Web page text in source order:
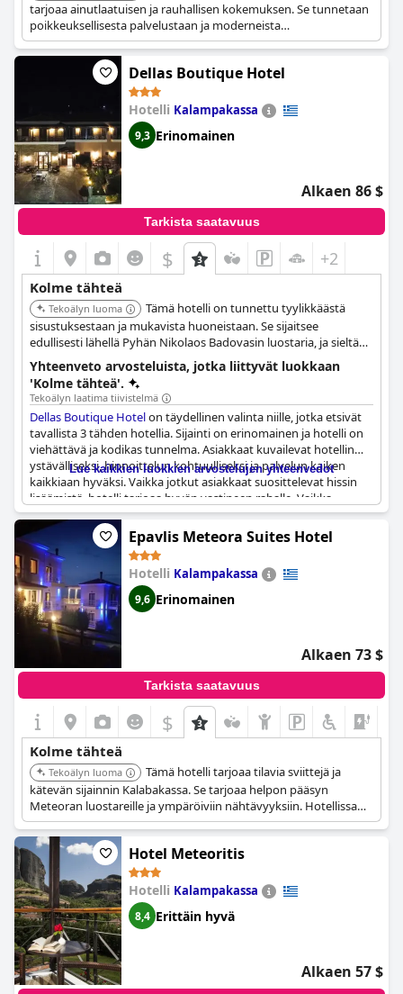
tarjoaa ainutlaatuisen ja rauhallisen kokemuksen. Se tunnetaan
poikkeuksellisesta palvelustaan ja moderneista
mukavuuksistaan. Hotellin sijainti Kastrakissa tarjoaa helpon
pääsyn Meteoran luostareihin, mikä tekee siitä erinomaisen
valinnan rauhalliseen pakopaikkaan.
Dellas Boutique Hotel
Hotelli Kalampakassa
9,3 Erinomainen
Alkaen 86 $
Tarkista saatavuus
$ +2
Kolme tähteä
Tekoälyn luoma
Tämä hotelli on tunnettu tyylikkäästä
sisustuksestaan ja mukavista huoneistaan. Se sijaitsee
edullisesti lähellä Pyhän Nikolaos Badovasin luostaria, ja sieltä
on helppo pääsy Meteora-luostareihin. Savuttomissa huoneissa
on parvekkeet ja oleskelualueet, ja joissakin on tyylikäs sisustus
ja puiset huonekalut.
Yhteenveto arvosteluista, jotka liittyvät luokkaan
'Kolme tähteä'.
Tekoälyn laatima tiivistelmä
Dellas Boutique Hotelon täydellinen valinta niille, jotka etsivät
tavallista 3 tähden hotellia. Sijainti on erinomainen ja hotelli on
viehättävä ja kodikas tunnelma. Asiakkaat kuvailevat hotellin
ystävälliseksi, hinnoittelun kohtuulliseksi ja palvelun kaiken
kaikkiaan hyväksi. Vaikka jotkut asiakkaat suosittelevat hissin
lisäämistä, hotelli tarjoaa hyvän vastineen rahalle. Vaikka
kyseessä on vanhempi hotelli, joka voisi sisäisesti remonttia
kaivata, se tarjoaa lämpimät ja kutsuvat palvelut asiakkailleen.
Eräs tyytyväinen asiakas huudahti, että lähellä oleva Imperial
Beach oli jotain erityistä nähtävää.
Lue kaikkien luokkien arvostelujen yhteenvedot
Epavlis Meteora Suites Hotel
Hotelli Kalampakassa
9,6 Erinomainen
Alkaen 73 $
Tarkista saatavuus
$
Kolme tähteä
Tekoälyn luoma
Tämä hotelli tarjoaa tilavia sviittejä ja
kätevän sijainnin Kalabakassa. Se tarjoaa helpon pääsyn
Meteoran luostareille ja ympäröiviin nähtävyyksiin. Hotellissa
on modernit mukavuudet ja viihtyisät majoitustilat, mikä tekee
siitä erinomaisen valinnan matkailijoille.
Hotel Meteoritis
Hotelli Kalampakassa
8,4 Erittäin hyvä
Alkaen 57 $